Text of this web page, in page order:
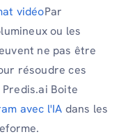
vidéoPar
ou les
ne pas être
résoudre ces
Boite
avec l'IA dans les